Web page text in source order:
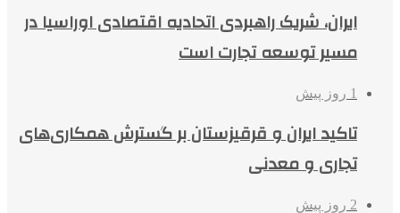
ایران، شریک راهبردی اتحادیه اقتصادی اوراسیا در
مسیر توسعه تجارت است
1 روز پیش
تاکید ایران و قرقیزستان بر گسترش همکاری‌های
تجاری و معدنی
2 روز پیش